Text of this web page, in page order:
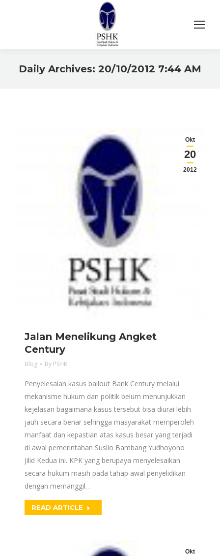
Daily Archives: 20/10/2012 7:44 AM
Okt
20
2012
Jalan Menelikung Angket
Century
Blog By PSHK
Penyelesaian kasus bailout Bank Century melalui
mekanisme hukum dan politik belum menunjukkan
kejelasan bagaimana kasus tersebut bisa diurai lebih
jauh secara benar sehingga masyarakat memperoleh
manfaat dan kepastian atas kasus besar yang terjadi
di awal pemerintahan Susilo Bambang Yudhoyono
Jilid Kedua ini. KPK yang berupaya menyelesaikan
secara hukum masih pada tahap awal penyelidikan
dengan memanggil…
READ ARTICLE
Okt